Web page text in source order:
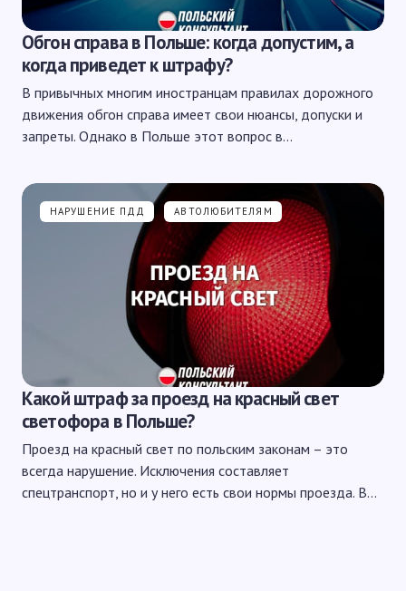
Обгон справа в Польше: когда допустим, а
когда приведет к штрафу?
В привычных многим иностранцам правилах дорожного
движения обгон справа имеет свои нюансы, допуски и
запреты. Однако в Польше этот вопрос в…
НАРУШЕНИЕ ПДД АВТОЛЮБИТЕЛЯМ
Какой штраф за проезд на красный свет
светофора в Польше?
Проезд на красный свет по польским законам – это
всегда нарушение. Исключения составляет
спецтранспорт, но и у него есть свои нормы проезда. В…